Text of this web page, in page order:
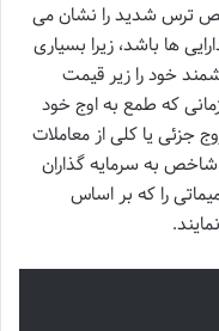
ترس شدید را نشان می
ها باشد، زیرا بسیاری
خود را زیر قیمت
که طمع به اوج خود
جزئی یا کلی از معاملات
شاخص به سرمایه گذاران
را که بر اساس